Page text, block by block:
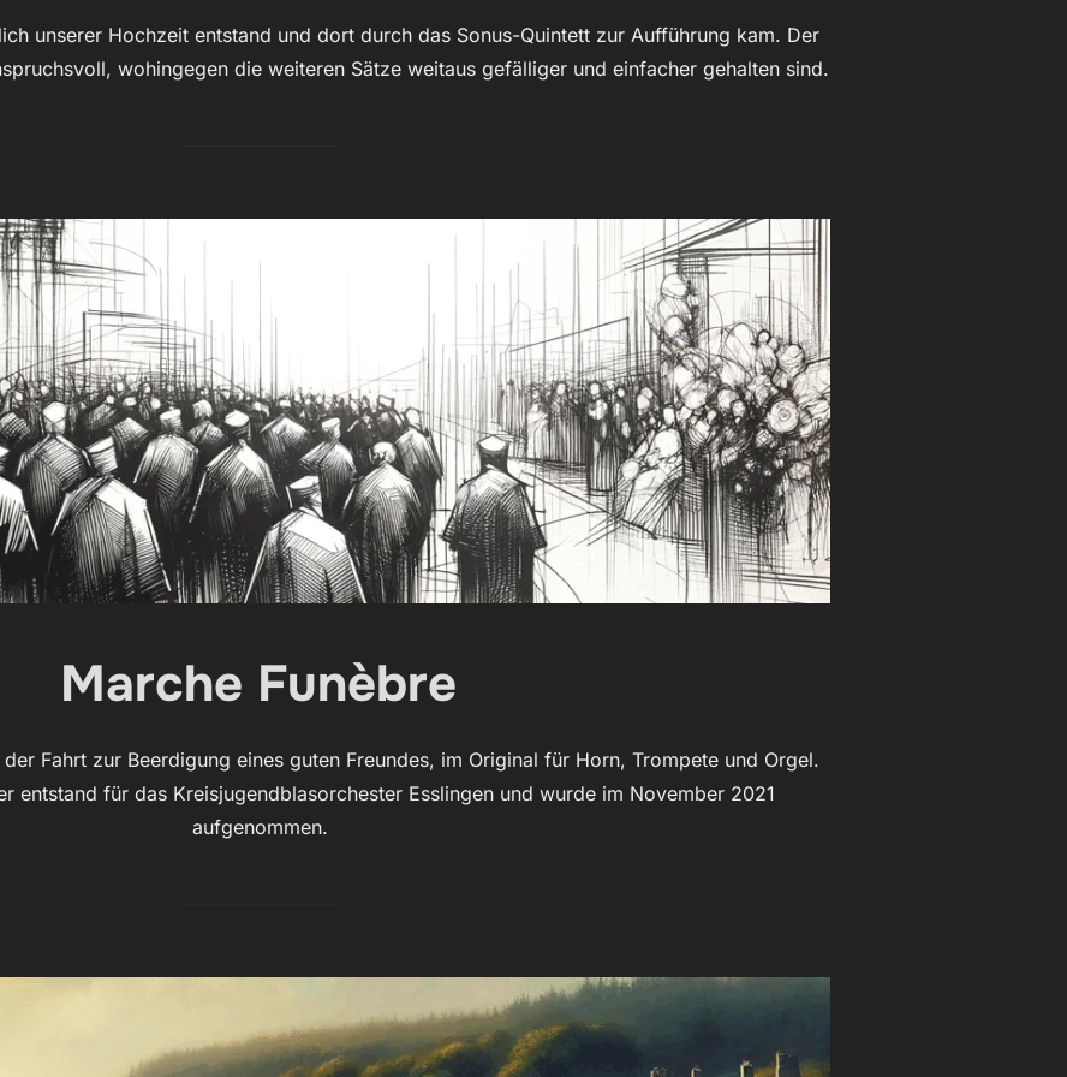
unserer Hochzeit entstand und dort durch das Sonus-Quintett zur Aufführung kam. Der
wohingegen die weiteren Sätze weitaus gefälliger und einfacher gehalten sind.
Marche Funèbre
Fahrt zur Beerdigung eines guten Freundes, im Original für Horn, Trompete und Orgel.
entstand für das Kreisjugendblasorchester Esslingen und wurde im November 2021
aufgenommen.